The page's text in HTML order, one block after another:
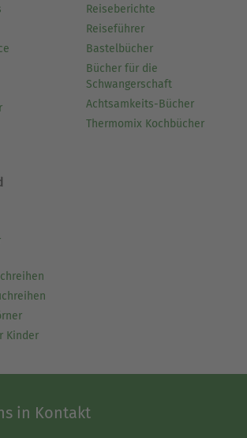
Reiseberichte
Reiseführer
Bastelbücher
Bücher für die
Schwangerschaft
Achtsamkeits-Bücher
Thermomix Kochbücher
Kinder
in Kontakt